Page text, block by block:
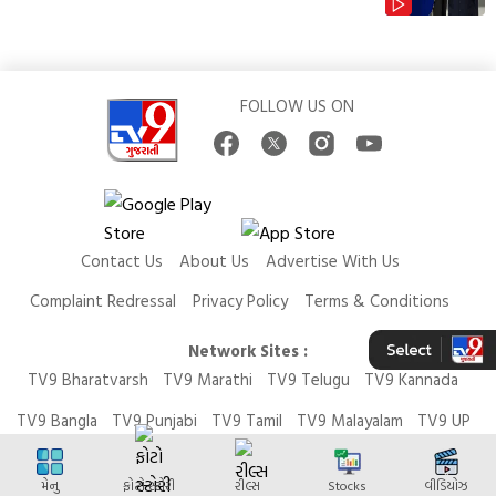
FOLLOW US ON
Contact Us About Us
Advertise With Us
Complaint Redressal
Privacy Policy
Terms & Conditions
Network Sites :
TV9 Bharatvarsh
TV9 Marathi TV9 Telugu
TV9 Kannada
TV9 Bangla
TV9 Punjabi TV9 Tamil TV9 Malayalam
TV9 UP
News9 LIVE
Money9 LIVE
મેનુ ફોટો સ્ટોરી રીલ્સ Stocks વીડિયોઝ